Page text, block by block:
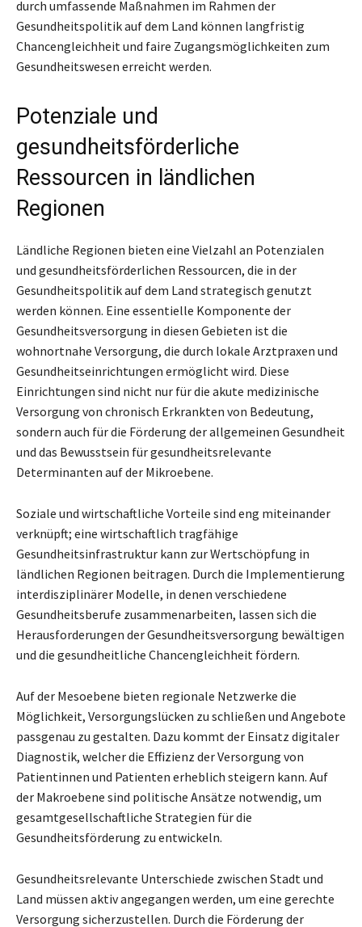
durch umfassende Maßnahmen im Rahmen der
Gesundheitspolitik auf dem Land können langfristig
Chancengleichheit und faire Zugangsmöglichkeiten zum
Gesundheitswesen erreicht werden.
Potenziale und
gesundheitsförderliche
Ressourcen in ländlichen
Regionen
Ländliche Regionen bieten eine Vielzahl an Potenzialen
und gesundheitsförderlichen Ressourcen, die in der
Gesundheitspolitik auf dem Land strategisch genutzt
werden können. Eine essentielle Komponente der
Gesundheitsversorgung in diesen Gebieten ist die
wohnortnahe Versorgung, die durch lokale Arztpraxen und
Gesundheitseinrichtungen ermöglicht wird. Diese
Einrichtungen sind nicht nur für die akute medizinische
Versorgung von chronisch Erkrankten von Bedeutung,
sondern auch für die Förderung der allgemeinen Gesundheit
und das Bewusstsein für gesundheitsrelevante
Determinanten auf der Mikroebene.
Soziale und wirtschaftliche Vorteile sind eng miteinander
verknüpft; eine wirtschaftlich tragfähige
Gesundheitsinfrastruktur kann zur Wertschöpfung in
ländlichen Regionen beitragen. Durch die Implementierung
interdisziplinärer Modelle, in denen verschiedene
Gesundheitsberufe zusammenarbeiten, lassen sich die
Herausforderungen der Gesundheitsversorgung bewältigen
und die gesundheitliche Chancengleichheit fördern.
Auf der Mesoebene bieten regionale Netzwerke die
Möglichkeit, Versorgungslücken zu schließen und Angebote
passgenau zu gestalten. Dazu kommt der Einsatz digitaler
Diagnostik, welcher die Effizienz der Versorgung von
Patientinnen und Patienten erheblich steigern kann. Auf
der Makroebene sind politische Ansätze notwendig, um
gesamtgesellschaftliche Strategien für die
Gesundheitsförderung zu entwickeln.
Gesundheitsrelevante Unterschiede zwischen Stadt und
Land müssen aktiv angegangen werden, um eine gerechte
Versorgung sicherzustellen. Durch die Förderung der